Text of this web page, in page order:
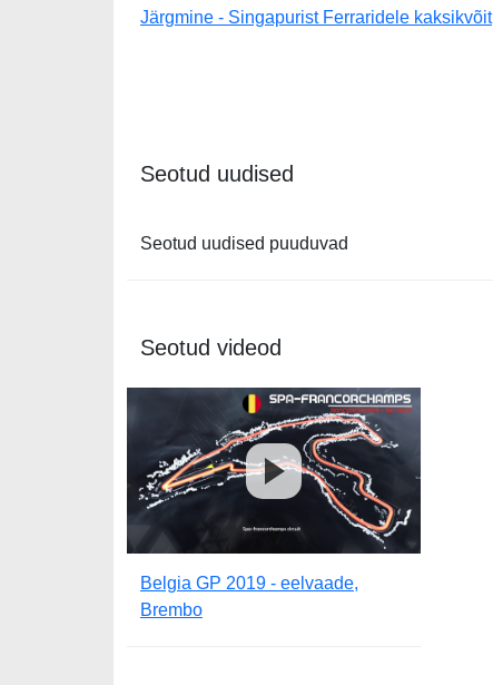
Järgmine - Singapurist Ferraridele kaksikvõit
Seotud uudised
Seotud uudised puuduvad
Seotud videod
Belgia GP 2019 - eelvaade,
Brembo